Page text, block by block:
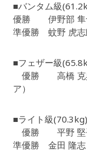
■バンタム級
優勝 伊野部 隼
準優勝 蚊野 虎志
■フェザー級
優勝 高橋 克典
ア）
■ライト級
優勝 平野 堅
準優勝 金田 隆志